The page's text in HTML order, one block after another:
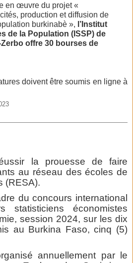
en œuvre du projet «
production et diffusion de
burkinabè », l’Institut
de la Population (ISSP) de
offre 30 bourses de
doivent être soumis en ligne à
la prouesse de faire
au réseau des écoles de
(RESA).
du concours international
statisticiens économistes
session 2024, sur les dix
au Burkina Faso, cinq (5)
annuellement par le